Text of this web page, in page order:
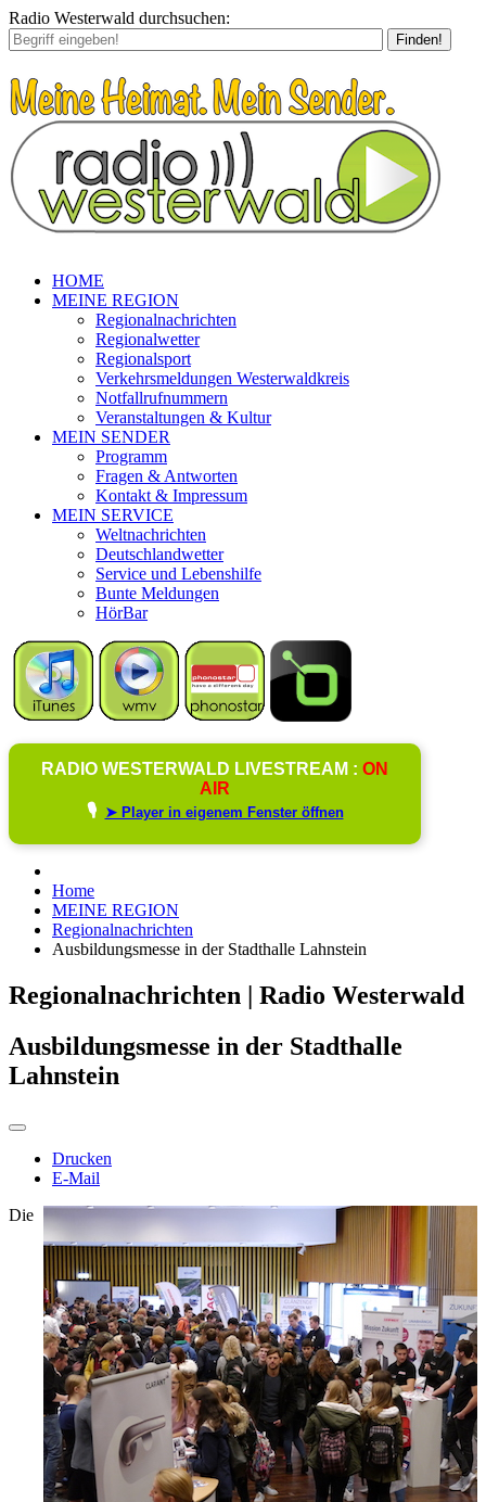
Radio Westerwald durchsuchen:
Finden!
HOME
MEINE REGION
Regionalnachrichten
Regionalwetter
Regionalsport
Verkehrsmeldungen Westerwaldkreis
Notfallrufnummern
Veranstaltungen & Kultur
MEIN SENDER
Programm
Fragen & Antworten
Kontakt & Impressum
MEIN SERVICE
Weltnachrichten
Deutschlandwetter
Service und Lebenshilfe
Bunte Meldungen
HörBar
RADIO WESTERWALD LIVESTREAM : ON
AIR
🎙️ ➤ Player in eigenem Fenster öffnen
Home
MEINE REGION
Regionalnachrichten
Ausbildungsmesse in der Stadthalle Lahnstein
Regionalnachrichten | Radio Westerwald
Ausbildungsmesse in der Stadthalle
Lahnstein
Drucken
E-Mail
Die